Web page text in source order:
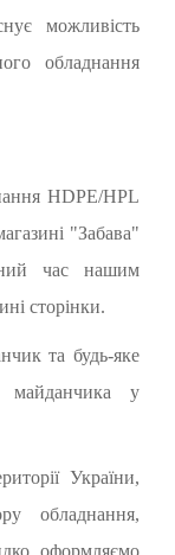
можливість
обладнання
HDPE/HPL
"Забава"
час нашим
сторінки.
та будь-яке
майданчика у
України,
обладнання,
оформляємо